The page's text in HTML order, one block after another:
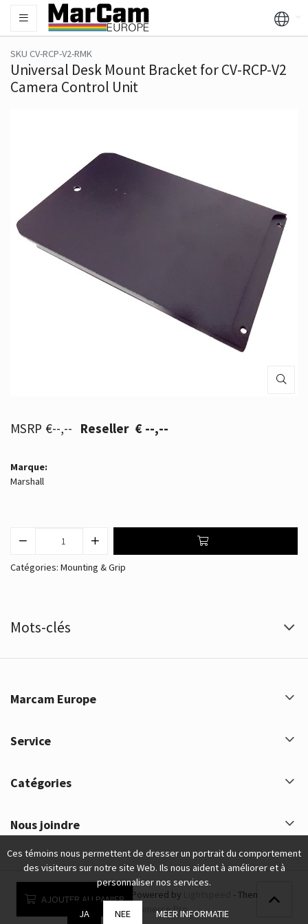
SKU CV-RCP-V2-RMK
Universal Desk Mount Bracket for CV-RCP-V2
Camera Control Unit
€--,-- € --,--
Marque:
Marshall
AJOUTER AU PANIER
Catégories: Mounting & Grip
Mots-clés
Marcam Europe
Service
Catégories
Nous joindre
Marcam Europe © 2026 - Powered by
- Theme by
eCommerce Pro
Ces témoins nous permettent de dresser un portrait du comportement
des visiteurs sur notre site Web. Ils nous aident à améliorer et à
personnaliser nos services.
JA NEE MEER INFORMATIE